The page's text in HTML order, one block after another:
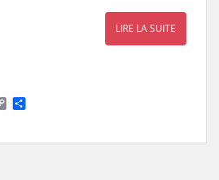
LIRE LA SUITE
C
o
y r